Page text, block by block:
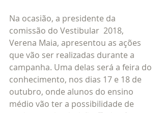
Na ocasião, a presidente da
comissão do Vestibular  2018,
Verena Maia, apresentou as ações
que vão ser realizadas durante a
campanha. Uma delas será a feira do
conhecimento, nos dias 17 e 18 de
outubro, onde alunos do ensino
médio vão ter a possibilidade de